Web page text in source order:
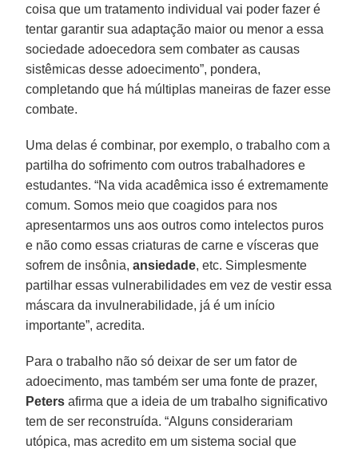
coisa que um tratamento individual vai poder fazer é
tentar garantir sua adaptação maior ou menor a essa
sociedade adoecedora sem combater as causas
sistêmicas desse adoecimento”, pondera,
completando que há múltiplas maneiras de fazer esse
combate.
Uma delas é combinar, por exemplo, o trabalho com a
partilha do sofrimento com outros trabalhadores e
estudantes. “Na vida acadêmica isso é extremamente
comum. Somos meio que coagidos para nos
apresentarmos uns aos outros como intelectos puros
e não como essas criaturas de carne e vísceras que
sofrem de insônia,ansiedade, etc. Simplesmente
partilhar essas vulnerabilidades em vez de vestir essa
máscara da invulnerabilidade, já é um início
importante”, acredita.
Para o trabalho não só deixar de ser um fator de
adoecimento, mas também ser uma fonte de prazer,
Peters afirma que a ideia de um trabalho significativo
tem de ser reconstruída. “Alguns considerariam
utópica, mas acredito em um sistema social que